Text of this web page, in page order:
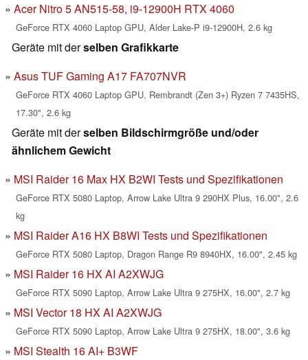
Acer Nitro 5 AN515-58, i9-12900H RTX 4060
GeForce RTX 4060 Laptop GPU, Alder Lake-P i9-12900H, 2.6 kg
Geräte mit derselben Grafikkarte
Asus TUF Gaming A17 FA707NVR
GeForce RTX 4060 Laptop GPU, Rembrandt (Zen 3+) Ryzen 7 7435HS,
17.30", 2.6 kg
Geräte mit derselben Bildschirmgröße und/oder
ähnlichem Gewicht
MSI Raider 16 Max HX B2WI Tests und Spezifikationen
GeForce RTX 5080 Laptop, Arrow Lake Ultra 9 290HX Plus, 16.00", 2.6
kg
MSI Raider A16 HX B8WI Tests und Spezifikationen
GeForce RTX 5080 Laptop, Dragon Range R9 8940HX, 16.00", 2.45 kg
MSI Raider 16 HX AI A2XWJG
GeForce RTX 5090 Laptop, Arrow Lake Ultra 9 275HX, 16.00", 2.7 kg
MSI Vector 18 HX AI A2XWJG
GeForce RTX 5090 Laptop, Arrow Lake Ultra 9 275HX, 18.00", 3.6 kg
MSI Stealth 16 AI+ B3WF